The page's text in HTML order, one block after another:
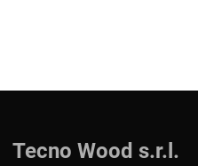
Tecno Wood s.r.l.